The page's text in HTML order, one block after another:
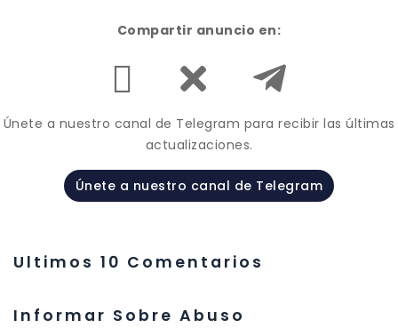
Compartir anuncio en:
Únete a nuestro canal de Telegram para recibir las últimas
actualizaciones.
Únete a nuestro canal de Telegram
Ultimos 10 Comentarios
Informar Sobre Abuso